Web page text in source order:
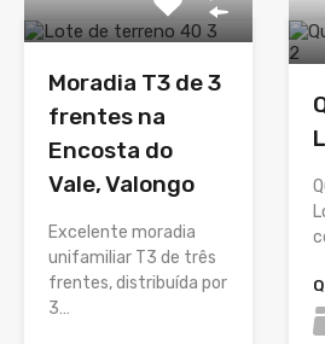
Moradia T3 de 3
frentes na
Encosta do
Vale, Valongo
Excelente moradia
unifamiliar T3 de três
frentes, distribuída por
3…